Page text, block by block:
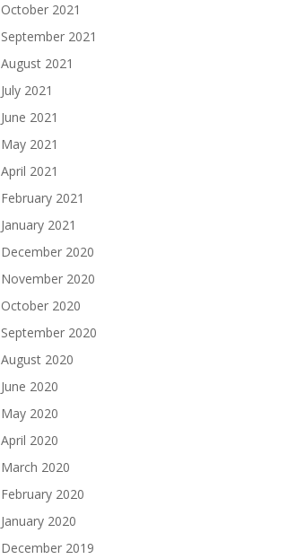
October 2021
September 2021
August 2021
July 2021
June 2021
May 2021
April 2021
February 2021
January 2021
December 2020
November 2020
October 2020
September 2020
August 2020
June 2020
May 2020
April 2020
March 2020
February 2020
January 2020
December 2019